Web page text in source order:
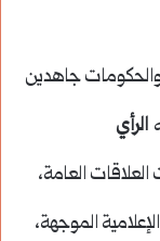
جاهدين
الرأي
العامة،
الموجهة،